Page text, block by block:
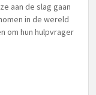
aan de slag gaan
in de wereld
om hun hulpvrager